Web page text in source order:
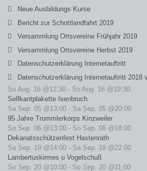
Neue Ausbildungs Kurse
Bericht zur Schottlandfahrt 2019
Versammlung Ortsvereine Frühjahr 2019
Versammlung Ortsvereine Herbst 2019
Datenschutzerklärung Internetauftritt
Datenschutzerklärung Internetauftritt 2018
So Aug. 16 @12:30 - So Aug. 16 @19:30
Selfkantplakette Isenbruch
Sa Sep. 05 @13:00 - Sa Sep. 05 @20:00
95 Jahre Trommlerkorps Kinzweiler
So Sep. 06 @13:00 - So Sep. 06 @18:00
Dekanatsschützenfest Hastenrath
Sa Sep. 19 @14:00 - Sa Sep. 19 @22:00
Lambertuskirmes u Vogelschuß
So Sep. 20 @10:00 - So Sep. 20 @11:00